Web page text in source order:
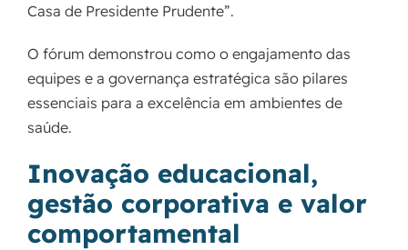
Casa de Presidente Prudente”.
O fórum demonstrou como o engajamento das
equipes e a governança estratégica são pilares
essenciais para a excelência em ambientes de
saúde.
Inovação educacional,
gestão corporativa e valor
comportamental